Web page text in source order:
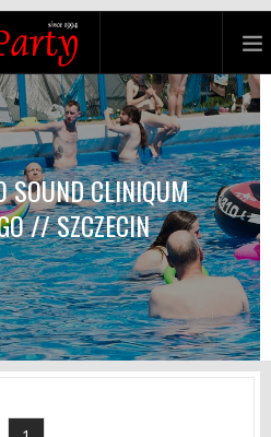
SOUND CLINIQUM
// SZCZECIN